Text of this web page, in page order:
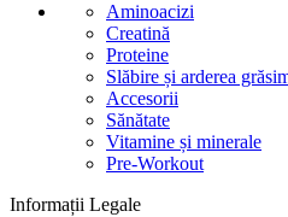
Aminoacizi
Creatină
Proteine
Slăbire și arderea
Accesorii
Sănătate
Vitamine și minerale
Pre-Workout
Informații Legale